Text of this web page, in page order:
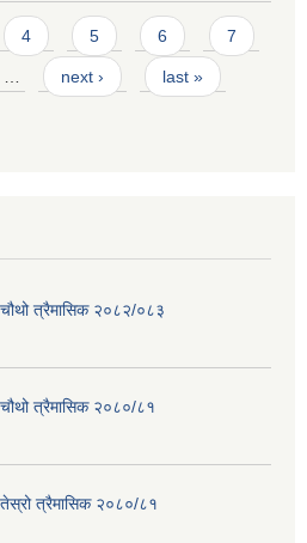
4 5 6 7
next › last »
चौथो त्रैमासिक २०८२/०८३
चौथो त्रैमासिक २०८०/८१
तेस्रो त्रैमासिक २०८०/८१